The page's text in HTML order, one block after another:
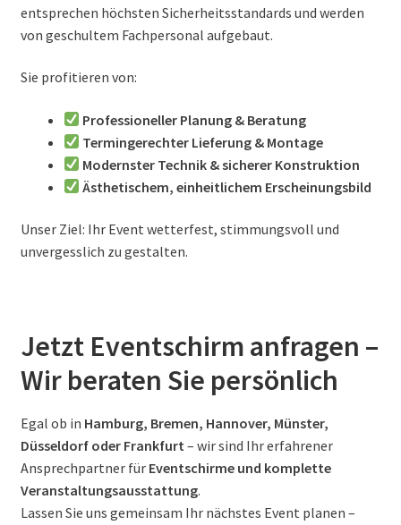
entsprechen höchsten Sicherheitsstandards und werden
von geschultem Fachpersonal aufgebaut.
Sie profitieren von:
Professioneller Planung & Beratung
Termingerechter Lieferung & Montage
Modernster Technik & sicherer Konstruktion
Ästhetischem, einheitlichem Erscheinungsbild
Unser Ziel: Ihr Event wetterfest, stimmungsvoll und
unvergesslich zu gestalten.
Jetzt Eventschirm anfragen –
Wir beraten Sie persönlich
Egal ob in Hamburg, Bremen, Hannover, Münster,
Düsseldorf oder Frankfurt – wir sind Ihr erfahrener
Ansprechpartner für Eventschirme und komplette
Veranstaltungsausstattung.
Lassen Sie uns gemeinsam Ihr nächstes Event planen –